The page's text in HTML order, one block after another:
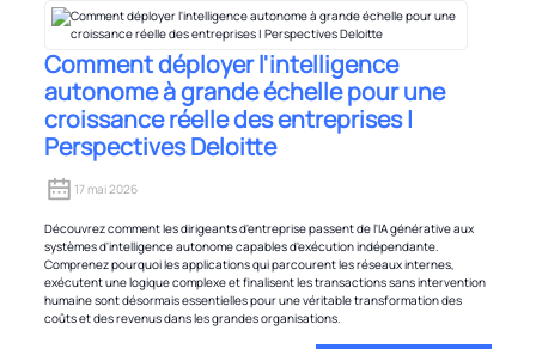
Comment déployer l'intelligence
autonome à grande échelle pour une
croissance réelle des entreprises |
Perspectives Deloitte
17 mai 2026
Découvrez comment les dirigeants d'entreprise passent de l'IA générative aux
systèmes d'intelligence autonome capables d'exécution indépendante.
Comprenez pourquoi les applications qui parcourent les réseaux internes,
exécutent une logique complexe et finalisent les transactions sans intervention
humaine sont désormais essentielles pour une véritable transformation des
coûts et des revenus dans les grandes organisations.